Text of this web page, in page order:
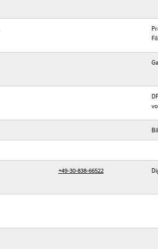
+49-30-838-66522